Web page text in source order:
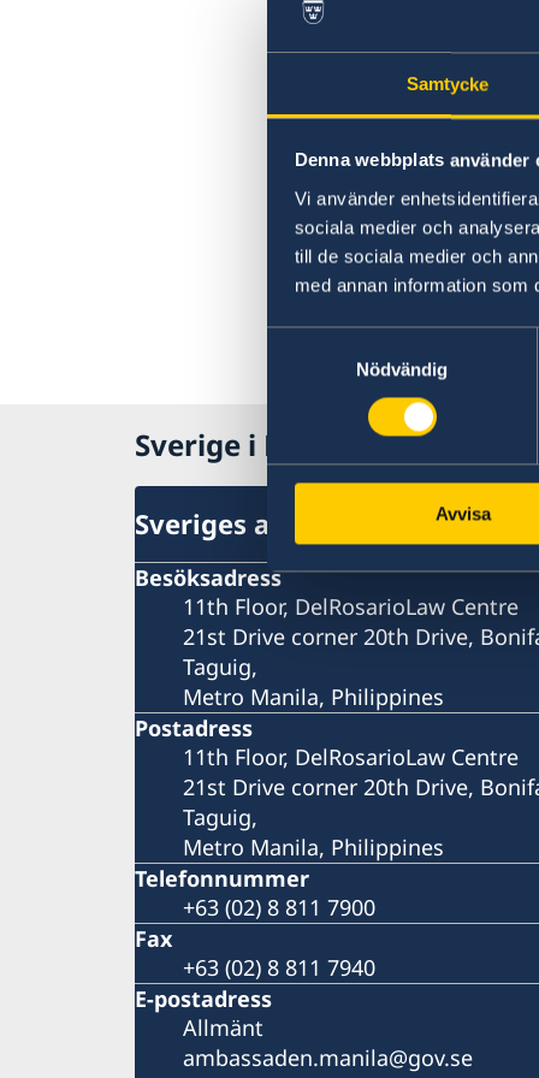
Samtycke
Denna webbplats använder
Vi använder
sociala medier och
till de sociala medier och
med annan information som
Nödvändig
Avvisa
Sverige i Filippinerna
Sveriges ambassad
Besöksadress
11th Floor, DelRosarioLaw Centre
21st Drive corner 20th Drive,
Taguig,
Metro Manila, Philippines
Postadress
11th Floor, DelRosarioLaw Centre
21st Drive corner 20th Drive,
Taguig,
Metro Manila, Philippines
Telefonnummer
+63 (02) 8 811 7900
Fax
+63 (02) 8 811 7940
E-postadress
Allmänt
ambassaden.manila@gov.se